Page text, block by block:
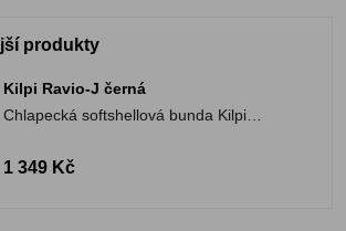
produkty
Kilpi Ravio-J černá
Chlapecká softshellová bunda Kilpi
1 349 Kč